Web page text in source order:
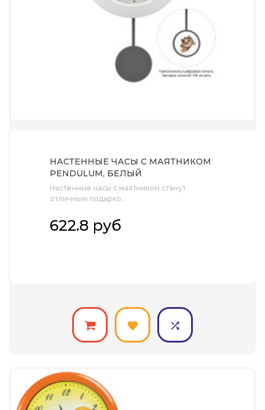
НАСТЕННЫЕ ЧАСЫ С МАЯТНИКОМ
PENDULUM, БЕЛЫЙ
Настенные часы с маятником станут
отличным подарко..
622.8 руб